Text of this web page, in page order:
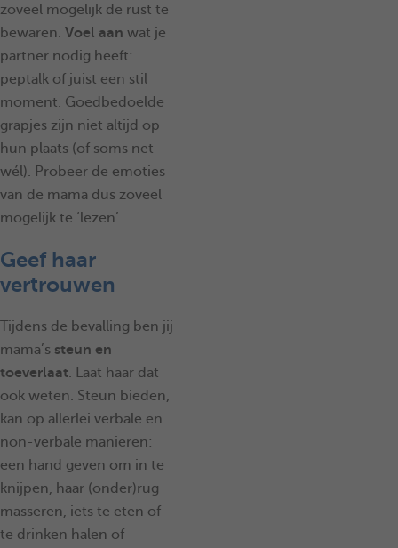
zoveel mogelijk de rust te
bewaren. Voel aan wat je
partner nodig heeft:
peptalk of juist een stil
moment. Goedbedoelde
grapjes zijn niet altijd op
hun plaats (of soms net
wél). Probeer de emoties
van de mama dus zoveel
mogelijk te ‘lezen’.
Geef haar
vertrouwen
Tijdens de bevalling ben jij
mama’s steun en
toeverlaat . Laat haar dat
ook weten. Steun bieden,
kan op allerlei verbale en
non-verbale manieren:
een hand geven om in te
knijpen, haar (onder)rug
masseren, iets te eten of
te drinken halen of